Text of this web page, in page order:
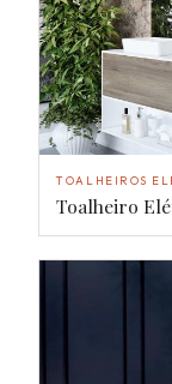
TOALHEIROS
Toalheiro